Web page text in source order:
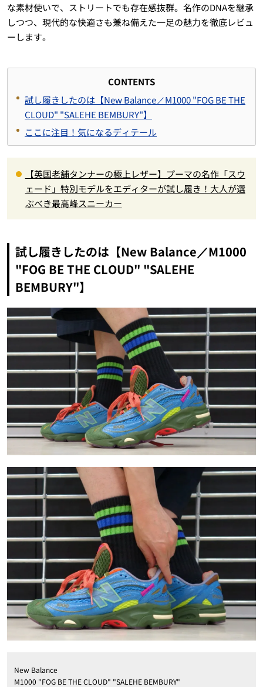
な素材使いで、ストリートでも存在感抜群。名作のDNAを継承
しつつ、現代的な快適さも兼ね備えた一足の魅力を徹底レビュ
ーします。
CONTENTS
試し履きしたのは【New Balance／M1000 "FOG BE THE
CLOUD" "SALEHE BEMBURY"】
ここに注目！気になるディテール
【英国老舗タンナーの極上レザー】プーマの名作「スウ
ェード」特別モデルをエディターが試し履き！大人が選
ぶべき最高峰スニーカー
試し履きしたのは【New Balance／M1000
"FOG BE THE CLOUD" "SALEHE
BEMBURY"】
New Balance
M1000 "FOG BE THE CLOUD" "SALEHE BEMBURY"